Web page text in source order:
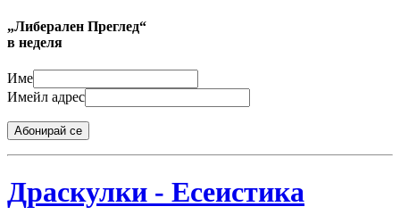
„Либерален Преглед“
в неделя
Име
Имейл адрес
Абонирай се
Драскулки - Есеистика